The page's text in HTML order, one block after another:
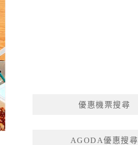
優惠機票搜尋
AGODA優惠搜尋